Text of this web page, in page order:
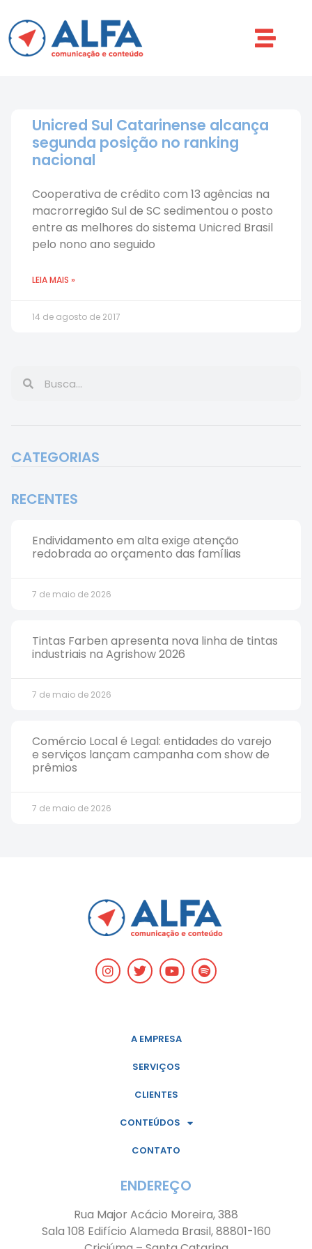
Unicred Sul Catarinense alcança
segunda posição no ranking
nacional
Cooperativa de crédito com 13 agências na
macrorregião Sul de SC sedimentou o posto
entre as melhores do sistema Unicred Brasil
pelo nono ano seguido
LEIA MAIS »
14 de agosto de 2017
CATEGORIAS
RECENTES
Endividamento em alta exige atenção
redobrada ao orçamento das famílias
7 de maio de 2026
Tintas Farben apresenta nova linha de tintas
industriais na Agrishow 2026
7 de maio de 2026
Comércio Local é Legal: entidades do varejo
e serviços lançam campanha com show de
prêmios
7 de maio de 2026
A EMPRESA
SERVIÇOS
CLIENTES
CONTEÚDOS
CONTATO
ENDEREÇO
Rua Major Acácio Moreira, 388
Sala 108 Edifício Alameda Brasil, 88801-160